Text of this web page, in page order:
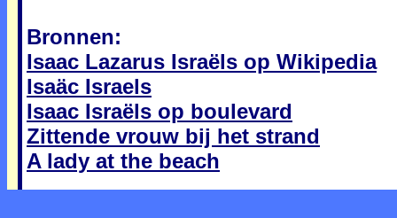
Bronnen:
Isaac Lazarus Israëls op Wikipedia
Isaäc Israels
Isaac Israëls op boulevard
Zittende vrouw bij het strand
A lady at the beach